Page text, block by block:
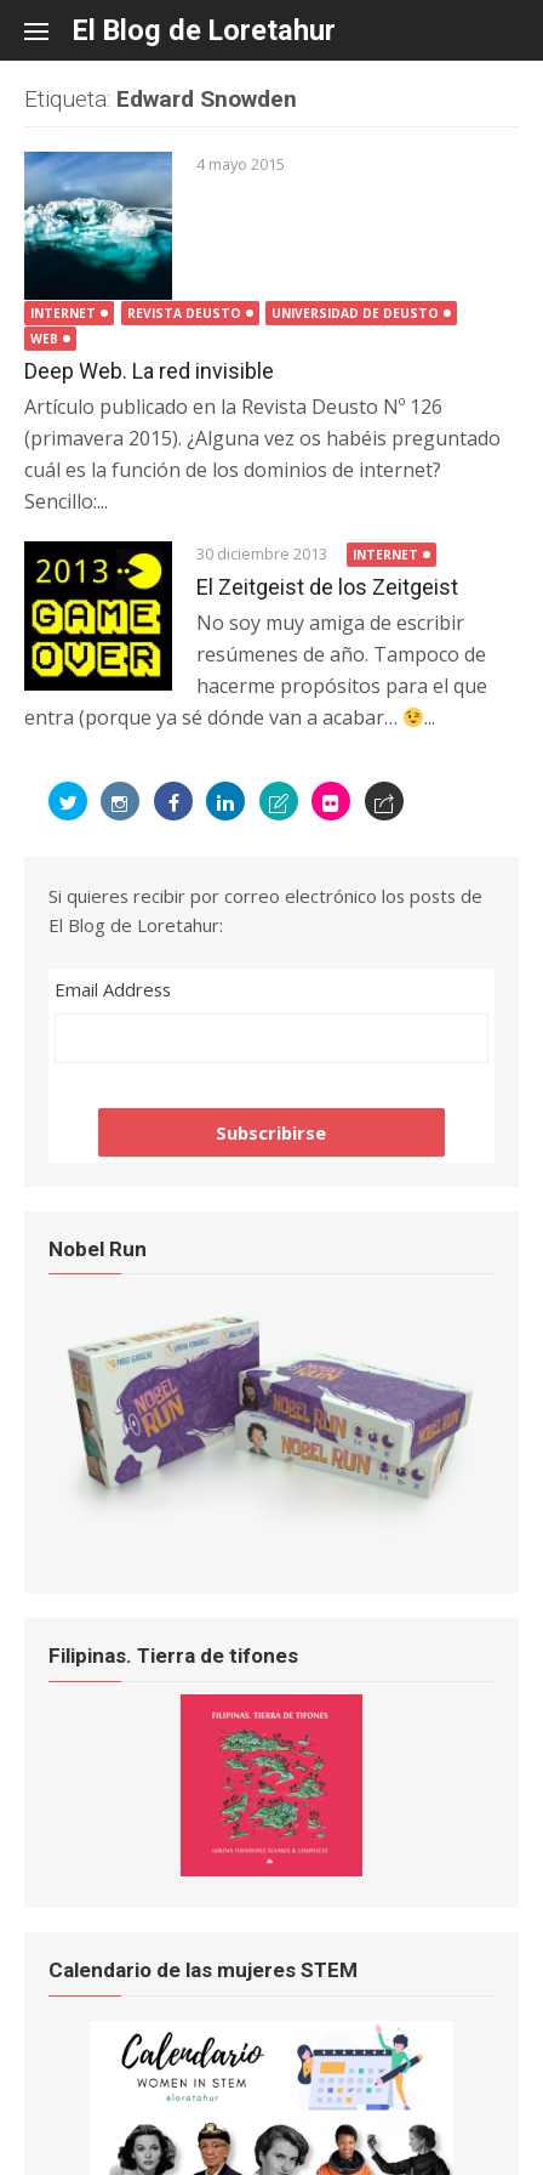
content
El Blog de Loretahur
Etiqueta: Edward Snowden
4 mayo 2015
INTERNET REVISTA DEUSTO
UNIVERSIDAD DE DEUSTO
WEB
Deep Web. La red invisible
Artículo publicado en la Revista Deusto Nº 126
(primavera 2015). ¿Alguna vez os habéis preguntado
cuál es la función de los dominios de internet?
Sencillo:...
30 diciembre 2013 INTERNET
El Zeitgeist de los Zeitgeist
No soy muy amiga de escribir
resúmenes de año. Tampoco de
hacerme propósitos para el que
entra (porque ya sé dónde van a acabar…
...
Si quieres recibir por correo electrónico los posts de
El Blog de Loretahur:
Email Address
Nobel Run
Filipinas. Tierra de tifones
Calendario de las mujeres STEM